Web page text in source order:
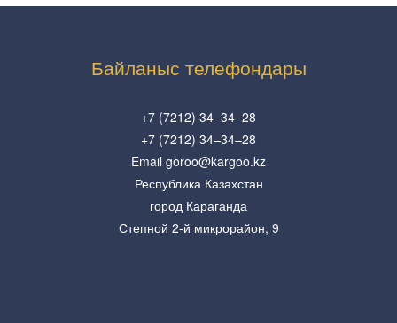
Байланыс телефондары
+7 (7212) 34–34–28
+7 (7212) 34–34–28
Email goroo@kargoo.kz
Республика Казахстан
город Караганда
Степной 2-й микрорайон, 9